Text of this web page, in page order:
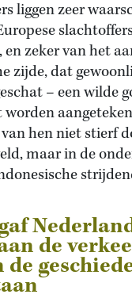
liggen zeer
zeker van het
zijde, dat
– een wilde
hen niet stierf
maar in de
de